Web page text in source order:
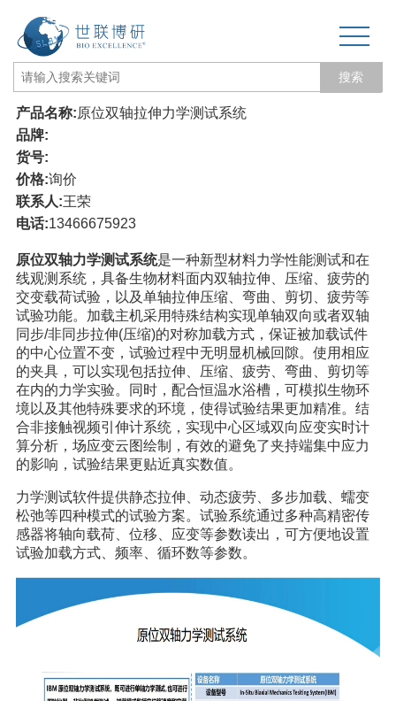
搜索
网站页
三维培养测试专题
更多产品
经营品牌
科研委托·租赁
产品应用讲座会议
产品名称:原位双轴拉伸力学测试系统
品牌:
货号:
价格:询价
联系人:王荣
电话:13466675923
原位双轴力学测试系统是一种新型材料力学性能测试和在
线观测系统，具备生物材料面内双轴拉伸、压缩、疲劳的
交变载荷试验，以及单轴拉伸压缩、弯曲、剪切、疲劳等
试验功能。加载主机采用特殊结构实现单轴双向或者双轴
同步/非同步拉伸(压缩)的对称加载方式，保证被加载试件
的中心位置不变，试验过程中无明显机械回隙。使用相应
的夹具，可以实现包括拉伸、压缩、疲劳、弯曲、剪切等
在内的力学实验。同时，配合恒温水浴槽，可模拟生物环
境以及其他特殊要求的环境，使得试验结果更加精准。结
合非接触视频引伸计系统，实现中心区域双向应变实时计
算分析，场应变云图绘制，有效的避免了夹持端集中应力
的影响，试验结果更贴近真实数值。
力学测试软件提供静态拉伸、动态疲劳、多步加载、蠕变
松弛等四种模式的试验方案。试验系统通过多种高精密传
感器将轴向载荷、位移、应变等参数读出，可方便地设置
试验加载方式、频率、循环数等参数。